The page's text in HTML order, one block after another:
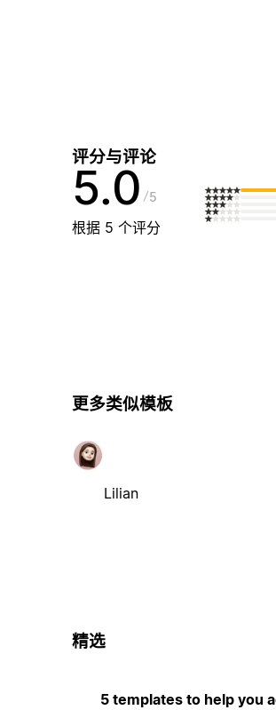
评分与评论
5.0 5
根据 5 个评分
更多类似模板
Lilian
精选
5 templates to help you